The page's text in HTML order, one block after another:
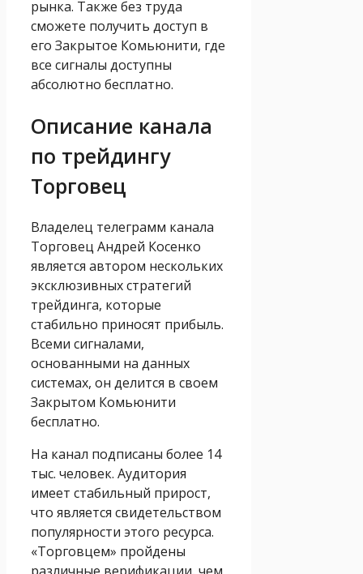
рынка. Также без труда
сможете получить доступ в
его Закрытое Комьюнити, где
все сигналы доступны
абсолютно бесплатно.
Описание канала
по трейдингу
Торговец
Владелец телеграмм канала
Торговец Андрей Косенко
является автором нескольких
эксклюзивных стратегий
трейдинга, которые
стабильно приносят прибыль.
Всеми сигналами,
основанными на данных
системах, он делится в своем
Закрытом Комьюнити
бесплатно.
На канал подписаны более 14
тыс. человек. Аудитория
имеет стабильный прирост,
что является свидетельством
популярности этого ресурса.
«Торговцем» пройдены